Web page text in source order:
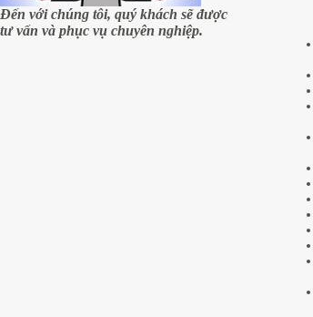
Đến với chúng tôi, quý khách sẽ được
tư vấn và phục vụ chuyên nghiệp.